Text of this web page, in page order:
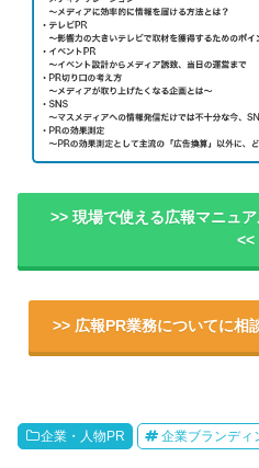
>> 現場で使える広報マニュ
<<
>> 広報PR業務についてに相
企業・人物PR 企業ブランディ